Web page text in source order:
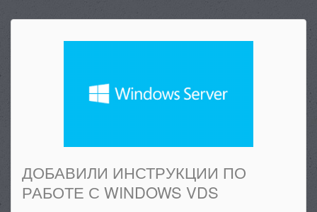
ДОБАВИЛИ ИНСТРУКЦИИ ПО
РАБОТЕ С WINDOWS VDS